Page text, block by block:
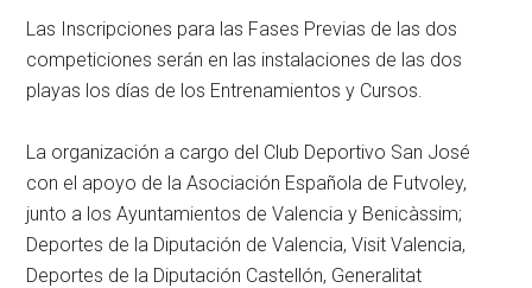
Las Inscripciones para las Fases Previas de las dos
competiciones serán en las instalaciones de las dos
playas los días de los Entrenamientos y Cursos.
La organización a cargo del Club Deportivo San José
con el apoyo de la Asociación Española de Futvoley,
junto a los Ayuntamientos de Valencia y Benicàssim;
Deportes de la Diputación de Valencia, Visit Valencia,
Deportes de la Diputación Castellón, Generalitat